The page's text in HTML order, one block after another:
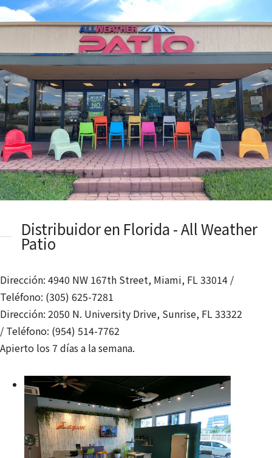
Distribuidor en Florida - All Weather
Patio
Dirección: 4940 NW 167th Street, Miami, FL 33014 /
Teléfono: (305) 625-7281
Dirección: 2050 N. University Drive, Sunrise, FL 33322
/ Teléfono: (954) 514-7762
Apierto los 7 días a la semana.